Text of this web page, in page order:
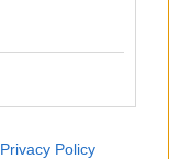
Privacy Policy
Gjens
alvore
Disse
sprint